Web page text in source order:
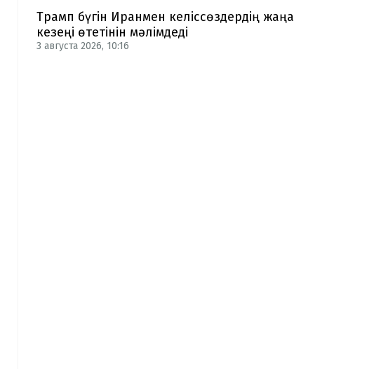
Трамп бүгін Иранмен келіссөздердің жаңа
кезеңі өтетінін мәлімдеді
3 августа 2026, 10:16